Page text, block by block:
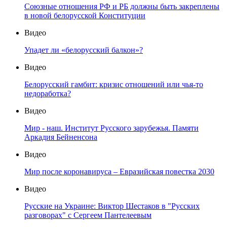
Союзные отношения РФ и РБ должны быть закреплены
в новой белорусской Конституции
Видео
Упадет ли «белорусский балкон»?
Видео
Белорусский гамбит: кризис отношений или чья-то
недоработка?
Видео
Мир - наш. Институт Русского зарубежья. Памяти
Аркадия Бейненсона
Видео
Мир после коронавируса – Евразийская повестка 2030
Видео
Русские на Украине: Виктор Шестаков в "Русских
разговорах" с Сергеем Пантелеевым